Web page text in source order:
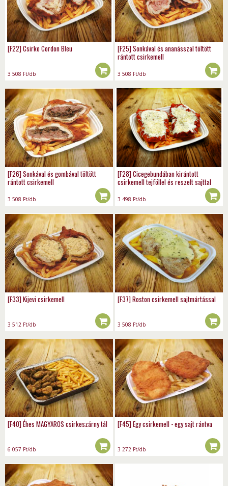
[F22] Csirke Cordon Bleu
3 508 Ft/db
[F25] Sonkával és ananásszal töltött
rántott csirkemell
3 508 Ft/db
[F26] Sonkával és gombával töltött
rántott csirkemell
3 508 Ft/db
[F28] Cicegebundában kirántott
csirkemell tejföllel és reszelt sajttal
3 498 Ft/db
[F33] Kijevi csirkemell
3 512 Ft/db
[F37] Roston csirkemell sajtmártással
3 508 Ft/db
[F40] Éhes MAGYAROS csirkeszárny tál
6 057 Ft/db
[F45] Egy csirkemell - egy sajt rántva
3 272 Ft/db